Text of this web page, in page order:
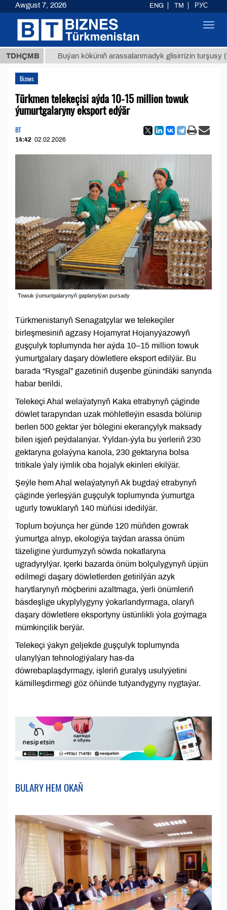
TDHÇMBBuýan köküniň arassalanmadyk glisirrizin turşusy (t.)
Biznes
Türkmen telekeçisi aýda 10-15 million towuk
ýumurtgalaryny eksport edýär
BT
14:42 02.02.2026
Towuk ýumurtgalarynyň gaplanylýan pursady
Türkmenistanyň Senagatçylar we telekeçiler
birleşmesiniň agzasy Hojamyrat Hojanyýazowyň
guşçulyk toplumynda her aýda 10–15 million towuk
ýumurtgalary daşary döwletlere eksport edilýär. Bu
barada “Rysgal” gazetiniň duşenbe günindäki sanynda
habar berildi.
Telekeçi Ahal welaýatynyň Kaka etrabynyň çäginde
döwlet tarapyndan uzak möhletleýin esasda bölünip
berlen 500 gektar ýer bölegini ekerançylyk maksady
bilen işjeň peýdalanýar. Ýyldan-ýyla bu ýerleriň 230
gektaryna golaýyna kanola, 230 gektaryna bolsa
tritikale ýaly iýmlik oba hojalyk ekinleri ekilýär.
Şeýle hem Ahal welaýatynyň Ak bugdaý etrabynyň
çäginde ýerleşýän guşçulyk toplumynda ýumurtga
ugurly towuklaryň 140 müňüsi idedilýär.
Toplum boýunça her günde 120 müňden gowrak
ýumurtga alnyp, ekologiýa taýdan arassa önüm
täzeligine ýurdumyzyň söwda nokatlaryna
ugradyrylýar. Içerki bazarda önüm bolçulygynyň üpjün
edilmegi daşary döwletlerden getirilýän azyk
harytlarynyň möçberini azaltmaga, ýerli önümleriň
bäsdeşlige ukyplylygyny ýokarlandyrmaga, olaryň
daşary döwletlere eksportyny üstünlikli ýola goýmaga
mümkinçilik berýär.
Telekeçi ýakyn geljekde guşçulyk toplumynda
ulanylýan tehnologiýalary has-da
döwrebaplaşdyrmagy, işleriň guralyş usulyýetini
kämilleşdirmegi göz öňünde tutýandygyny nygtaýar.
BULARY HEM OKAŇ
Awgust 7, 2026 ENG TM РУС